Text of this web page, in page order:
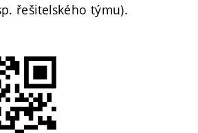
řešitelského týmu).